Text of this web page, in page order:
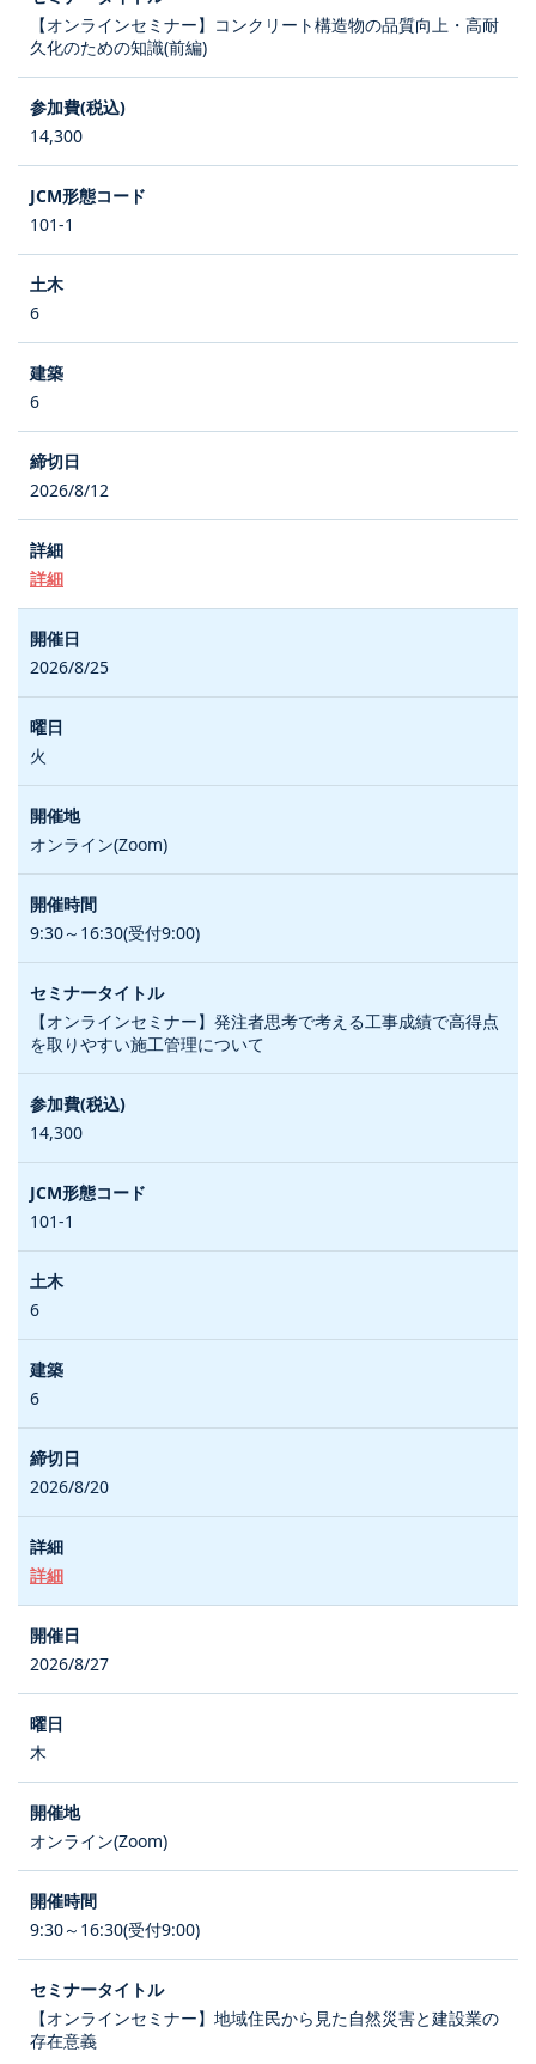
【オンラインセミナー】コンクリート構造物の品質向上・高耐
久化のための知識(前編)
14,300
101-1
6
6
2026/8/12
詳細
2026/8/25
火
オンライン(Zoom)
9:30～16:30(受付9:00)
【オンラインセミナー】発注者思考で考える工事成績で高得点
を取りやすい施工管理について
14,300
101-1
6
6
2026/8/20
詳細
2026/8/27
木
オンライン(Zoom)
9:30～16:30(受付9:00)
【オンラインセミナー】地域住民から見た自然災害と建設業の
存在意義